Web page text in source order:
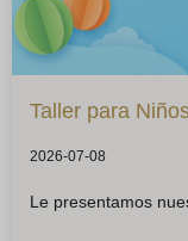
Taller para
2026-07-08
Le presentamos